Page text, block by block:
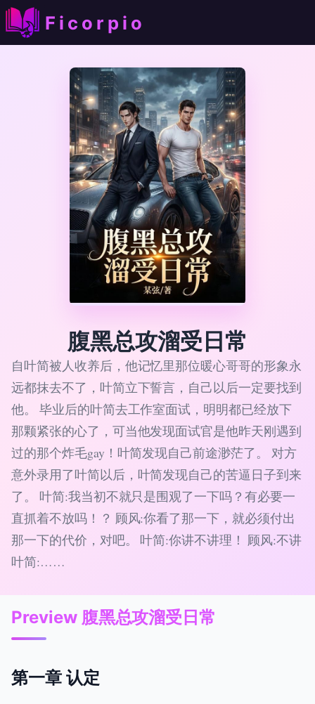
Ficorpio
腹黑总攻溜受日常
自叶简被人收养后，他记忆里那位暖心哥哥的形象永
远都抹去不了，叶简立下誓言，自己以后一定要找到
他。 毕业后的叶简去工作室面试，明明都已经放下
那颗紧张的心了，可当他发现面试官是他昨天刚遇到
过的那个炸毛gay！叶简发现自己前途渺茫了。 对方
意外录用了叶简以后，叶简发现自己的苦逼日子到来
了。 叶简:我当初不就只是围观了一下吗？有必要一
直抓着不放吗！？ 顾风:你看了那一下，就必须付出
那一下的代价，对吧。 叶简:你讲不讲理！ 顾风:不讲
叶简:……
Preview 腹黑总攻溜受日常
第一章 认定